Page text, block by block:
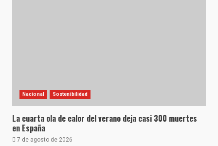
Nacional Sostenibilidad
La cuarta ola de calor del verano deja casi 300 muertes
en España
7 de agosto de 2026